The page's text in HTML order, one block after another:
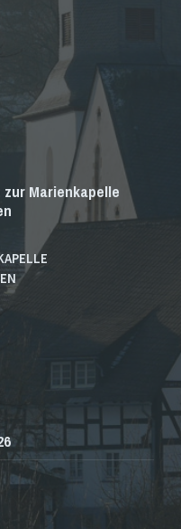
Marienkapelle